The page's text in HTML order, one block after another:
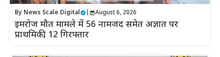
By News Scale Digital August 6, 2026
इमरोज मौत मामले में 56 नामजद समेत अज्ञात पर
प्राथमिकी, 12 गिरफ्तार